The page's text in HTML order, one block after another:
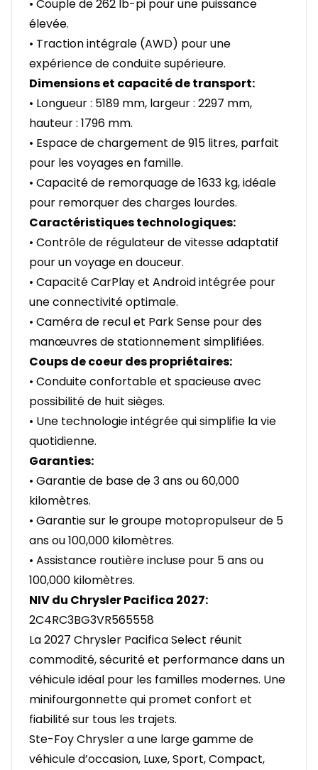
• Couple de 262 lb-pi pour une puissance
élevée.
• Traction intégrale (AWD) pour une
expérience de conduite supérieure.
Dimensions et capacité de transport:
• Longueur : 5189 mm, largeur : 2297 mm,
hauteur : 1796 mm.
• Espace de chargement de 915 litres, parfait
pour les voyages en famille.
• Capacité de remorquage de 1633 kg, idéale
pour remorquer des charges lourdes.
Caractéristiques technologiques:
• Contrôle de régulateur de vitesse adaptatif
pour un voyage en douceur.
• Capacité CarPlay et Android intégrée pour
une connectivité optimale.
• Caméra de recul et Park Sense pour des
manœuvres de stationnement simplifiées.
Coups de coeur des propriétaires:
• Conduite confortable et spacieuse avec
possibilité de huit sièges.
• Une technologie intégrée qui simplifie la vie
quotidienne.
Garanties:
• Garantie de base de 3 ans ou 60,000
kilomètres.
• Garantie sur le groupe motopropulseur de 5
ans ou 100,000 kilomètres.
• Assistance routière incluse pour 5 ans ou
100,000 kilomètres.
NIV du Chrysler Pacifica 2027:
2C4RC3BG3VR565558
La 2027 Chrysler Pacifica Select réunit
commodité, sécurité et performance dans un
véhicule idéal pour les familles modernes. Une
minifourgonnette qui promet confort et
fiabilité sur tous les trajets.
Ste-Foy Chrysler a une large gamme de
véhicule d’occasion, Luxe, Sport, Compact,